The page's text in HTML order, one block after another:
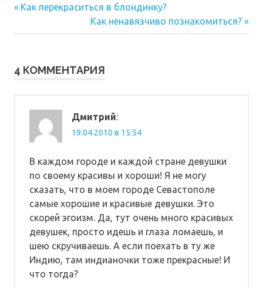
Навигация
по
Предыдущая
Как перекраситься в блондинку?
Следующая
запись:
Как ненавязчиво познакомиться?
4 КОММЕНТАРИЯ
Дмитрий:
19.04.2010 в 15:54
В каждом городе и каждой стране девушки
по своему красивы и хороши! Я не могу
сказать, что в моем городе Севастополе
самые хорошие и красивые девушки. Это
скорей эгоизм. Да, тут очень много красивых
девушек, просто идешь и глаза ломаешь, и
шею скручиваешь. А если поехать в ту же
Индию, там индианочки тоже прекрасные! И
что тогда?